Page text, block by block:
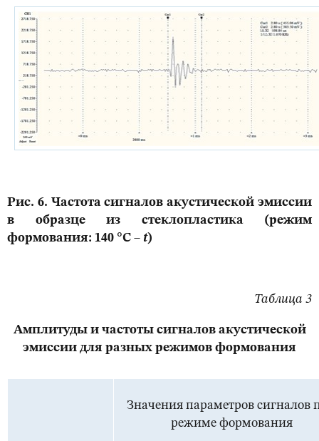
Рис. 6. Частота сигналов акустической эмиссии
в образце из стеклопластика (режим
формования: 140 °С – t)
Таблица 3
Амплитуды и частоты сигналов акустической
эмиссии для разных режимов формования
Значения параметров сигналов
режиме формования